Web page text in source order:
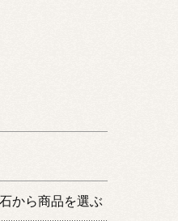
から商品を選ぶ